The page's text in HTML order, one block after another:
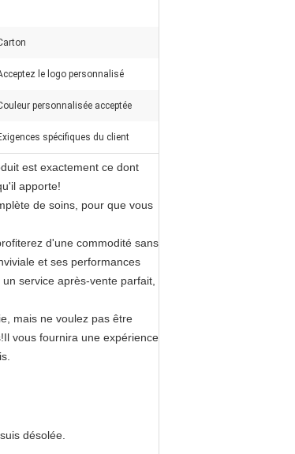
le logo personnalisé
personnalisée acceptée
spécifiques du client
est exactement ce dont
apporte!
de soins, pour que vous
d'une commodité sans
et ses performances
service après-vente parfait,
mais ne voulez pas être
vous fournira une expérience
désolée.